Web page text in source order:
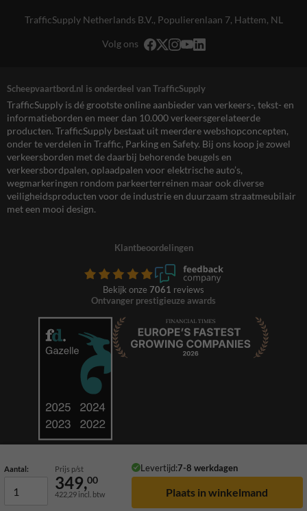
Aantal: Prijs p/st Levertijd:7-8 werkdagen
349,00
422,29 incl. btw
TrafficSupply Netherlands B.V., Populierenlaan 7, Hattem, NL
Volg ons
Scheepvaartbord.nl is onderdeel van TrafficSupply
TrafficSupply is dé grootste online aanbieder van verkeers-, tekst- en
informatieborden en meer dan 10.000 verkeersgerelateerde
producten. TrafficSupply bestaat uit meerdere webshopconcepten,
onder te verdelen in Traffic, Parking en Safety. Bij ons koop je zowel
verkeersborden met de daarbij behorende beugels en
verkeersbordpalen, oplaadpalen voor elektrische auto’s,
wegmarkeringen rondom parkeerterreinen maar ook diverse
veiligheidsproducten voor de industrie en duurzaam straatmeubilair
met een mooi design.
Klantbeoordelingen
Bekijk onze 7061 reviews
Ontvanger prestigieuze awards
© 2026 TrafficSupply. Alle rechten voorbehouden.